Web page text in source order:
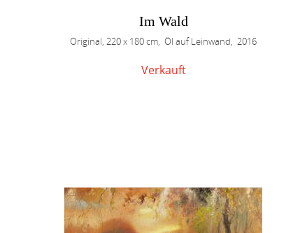
Im Wald
Original, 220 x 180 cm, Öl auf Leinwand, 2016
Verkauft